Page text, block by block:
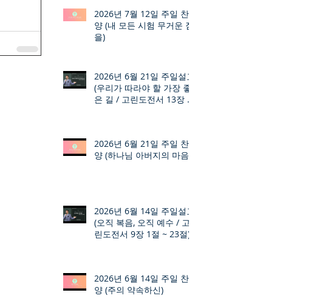
2026년 7월 12일 주일 찬
양 (내 모든 시험 무거운 짐
을)
2026년 6월 21일 주일설교
(우리가 따라야 할 가장 좋
은 길 / 고린도전서 13장 1
2026년 6월 21일 주일 찬
양 (하나님 아버지의 마음)
2026년 6월 14일 주일설교
(오직 복음, 오직 예수 / 고
린도전서 9장 1절 ~ 23절)
2026년 6월 14일 주일 찬
양 (주의 약속하신)